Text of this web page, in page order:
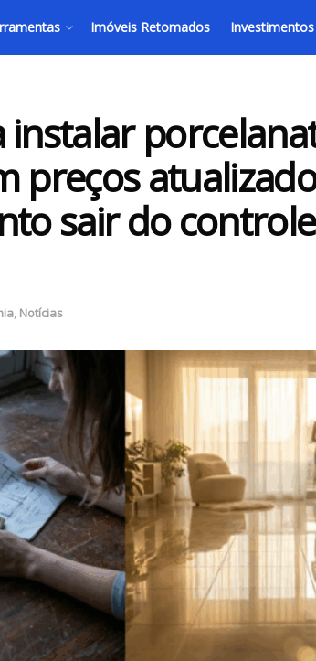
Imóveis Retomados Investimentos
instalar
preços
sair do
, Notícias